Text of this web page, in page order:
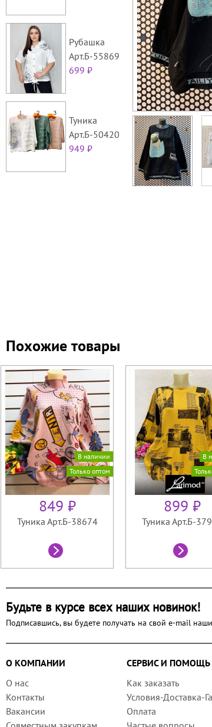
Рубашка
Арт.Б-55869
699 ₽
Туника
Арт.Б-50420
949 ₽
Похожие товары
В наличии
Только оптом
849 ₽
Туника Арт.Б-38674
В
899 ₽
Туника Арт.Б-
Будьте в курсе всех наших новинок!
Подписавшись, вы будете получать на свой e-mail
О КОМПАНИИ
СЕРВИС И ПОМОЩЬ
О нас
Контакты
Вакансии
Как заказать
Условия-Доставка-
Оплата